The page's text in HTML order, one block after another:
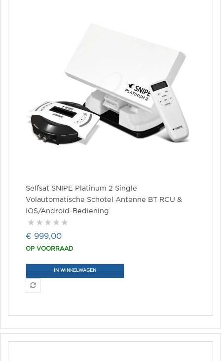
Selfsat SNIPE Platinum 2 Single
Volautomatische Schotel Antenne BT RCU &
IOS/Android-Bediening
€ 999,00
OP VOORRAAD
IN WINKELWAGEN